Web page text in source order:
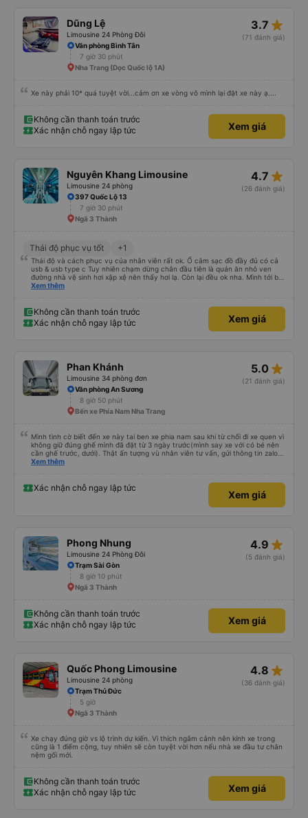
Dũng Lệ
Limousine 24 Phòng Đôi
3.7 star_rate
(71 đánh giá)
Văn phòng Bình Tân
7 giờ 30 phút
Nha Trang (Dọc Quốc lộ 1A)
Xe này phải 10* quá tuyệt vời...cảm ơn xe vòng vô mình lại đặt xe này ạ....
Không cần thanh toán trước
Xác nhận chỗ ngay lập tức
Xem giá
Nguyên Khang Limousine
Limousine 24 phòng
4.7 star_rate
(26 đánh giá)
397 Quốc Lộ 13
7 giờ 30 phút
Ngã 3 Thành
Thái độ phục vụ tốt +1
Thái độ và cách phục vụ của nhân viên rất ok. Ổ cắm sạc đồ đầy đủ có cả
usb & usb type c Tuy nhiên chạm dừng chân đầu tiên là quán ăn nhỏ ven
đường nhà vệ sinh hơi xập xệ nên thấy hơi lạ. Còn lại đều ok nha. Mình tới bx
miền tây và thùng đồ tới khu vực thủ đức để giao cho người nhà thì nhà xe
Xem thêm
Không cần thanh toán trước
Xác nhận chỗ ngay lập tức
Xem giá
Phan Khánh
Limousine 34 phòng đơn
5.0 star_rate
(21 đánh giá)
Văn phòng An Sương
8 giờ 50 phút
Bến xe Phía Nam Nha Trang
Mình tình cờ biết đến xe này tai ben xe phia nam sau khi từ chối đi xe quen vì
không giữ đúng ghế mình đã đặt từ 3 ngày trước(mình say xe với có bé nên
cần ghế trước, dưới). Thật ấn tượng vù nhân viên tư vấn, gửi thông tin zalo
rõ ràng, chuyên nghiệp. Đi đúng giờ, xe mới toanh, sạch sẽ thơm tho, buồng
các anh tài và lơ cũng cực dễ thương, tâm lý. 10 điểm không nhưng. Mình sẽ
lưu lại để giới thiệu người nhà, bạn bè đi xe này. ưng hết sức. Giờ thấy may
Xem thêm
Xác nhận chỗ ngay lập tức
Xem giá
Phong Nhung
Limousine 24 Phòng Đôi
4.9 star_rate
(5 đánh giá)
Trạm Sài Gòn
8 giờ 10 phút
Ngã 3 Thành
Không cần thanh toán trước
Xác nhận chỗ ngay lập tức
Xem giá
Quốc Phong Limousine
Limousine 24 phòng
4.8 star_rate
(36 đánh giá)
Trạm Thủ Đức
5 giờ
Ngã 3 Thành
Xe chạy đúng giờ vs lộ trình dự kiến. Vì thích ngắm cảnh nên kính xe trong
cũng là 1 điểm cộng, tuy nhiên sẽ còn tuyệt vời hơn nếu nhà xe đầu tư chăn
nệm gối mới.
Không cần thanh toán trước
Xác nhận chỗ ngay lập tức
Xem giá